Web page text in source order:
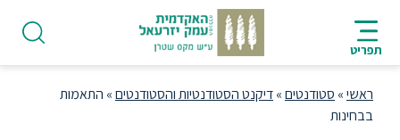
לתוכן
מרכזי
העמוד
תפריט
HE
ראשי» סטודנטים»דיקנט הסטודנטיות והסטודנטים» התאמות
בבחינות